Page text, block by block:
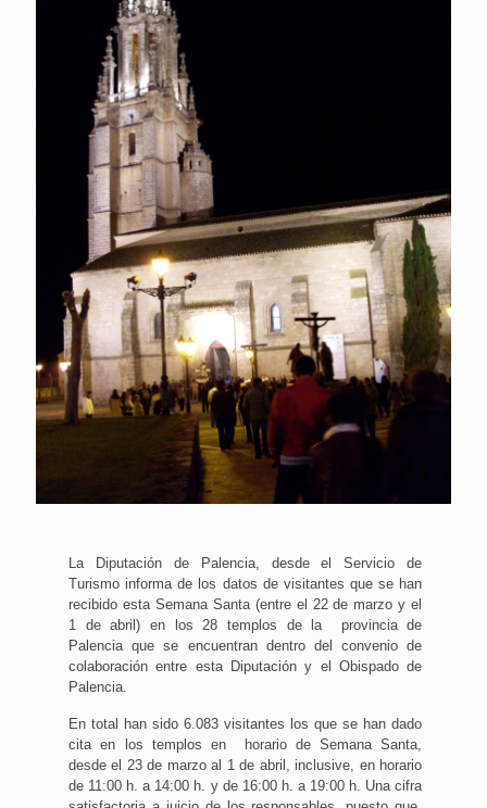
La Diputación de Palencia, desde el Servicio de
Turismo informa de los datos de visitantes que se han
recibido esta Semana Santa (entre el 22 de marzo y el
1 de abril) en los 28 templos de la provincia de
Palencia que se encuentran dentro del convenio de
colaboración entre esta Diputación y el Obispado de
Palencia.
En total han sido 6.083 visitantes los que se han dado
cita en los templos en horario de Semana Santa,
desde el 23 de marzo al 1 de abril, inclusive, en horario
de 11:00 h. a 14:00 h. y de 16:00 h. a 19:00 h. Una cifra